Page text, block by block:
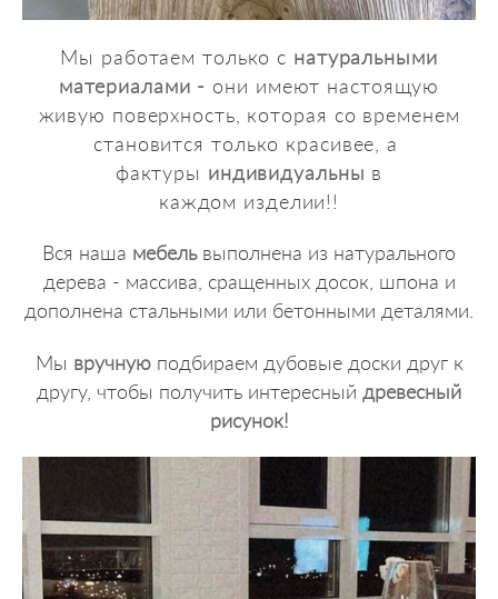
Мы работаем только с натуральными
материалами - они имеют настоящую
живую поверхность, которая со временем
становится только красивее, а
фактуры индивидуальны в
каждом изделии!!
Вся наша мебельвыполнена из натурального
дерева - массива, сращенных досок, шпона и
дополнена стальными или бетонными деталями.
Мы вручнуюподбираем дубовые доски друг к
другу, чтобы получить интересный древесный
рисунок!